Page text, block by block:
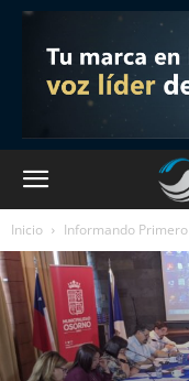
Inicio Informando Primero